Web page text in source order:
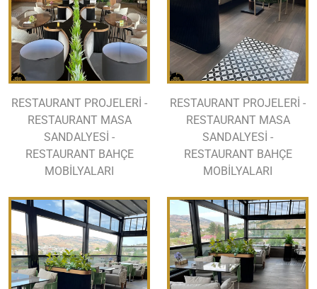
RESTAURANT PROJELERİ -
RESTAURANT MASA
SANDALYESİ -
RESTAURANT BAHÇE
MOBİLYALARI
RESTAURANT PROJELERİ -
RESTAURANT MASA
SANDALYESİ -
RESTAURANT BAHÇE
MOBİLYALARI